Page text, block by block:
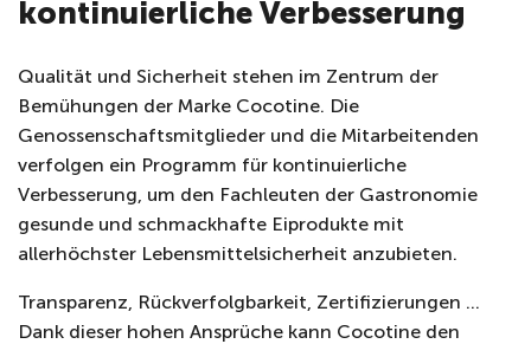
kontinuierliche Verbesserung
Qualität und Sicherheit stehen im Zentrum der
Bemühungen der Marke Cocotine. Die
Genossenschaftsmitglieder und die Mitarbeitenden
verfolgen ein Programm für kontinuierliche
Verbesserung, um den Fachleuten der Gastronomie
gesunde und schmackhafte Eiprodukte mit
allerhöchster Lebensmittelsicherheit anzubieten.
Transparenz, Rückverfolgbarkeit, Zertifizierungen …
Dank dieser hohen Ansprüche kann Cocotine den